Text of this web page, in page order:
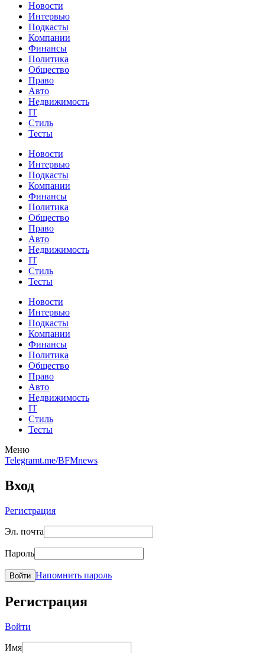
Новости
Интервью
Подкасты
Компании
Финансы
Политика
Общество
Право
Авто
Недвижимость
IT
Стиль
Тесты
Новости
Интервью
Подкасты
Компании
Финансы
Политика
Общество
Право
Авто
Недвижимость
IT
Стиль
Тесты
Новости
Интервью
Подкасты
Компании
Финансы
Политика
Общество
Право
Авто
Недвижимость
IT
Стиль
Тесты
Меню
Telegramt.me/BFMnews
Вход
Регистрация
Эл. почта
Пароль
Войти Напомнить пароль
Регистрация
Войти
Имя